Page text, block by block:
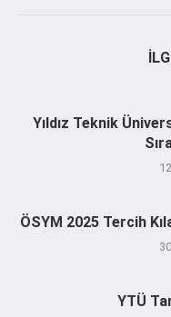
Yıldız Teknik
ÖSYM 2025 Tercih
YTÜ